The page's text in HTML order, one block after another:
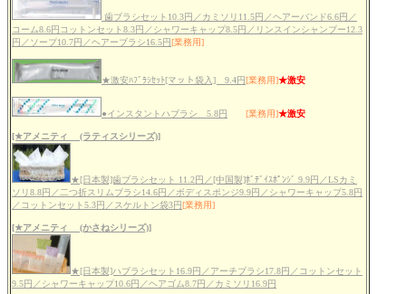
歯ブラシセット10.3円／カミソリ11.5円／ヘアーバンド6.6円／
コーム8.6円コットンセット8.3円／シャワーキャップ8.5円／リンスインシャンプー12.3
円／ソープ10.7円／ヘアーブラシ16.5円[業務用]
★激安ﾊﾌﾞﾗｼｾｯﾄ[マット袋入] 9.4円[業務用]★激安
●インスタントハブラシ 5.8円 [業務用]★激安
[★アメニティ (ラティスシリーズ)]
★[日本製]歯ブラシセット 11.2円／[中国製]ﾎﾞﾃﾞｲｽﾎﾟﾝｼﾞ 9.9円／LSカミ
ソリ8.8円／二つ折スリムブラシ14.6円／ボディスポンジ9.9円／シャワーキャップ5.8円
／コットンセット5.3円／スケルトン袋3円[業務用]
[★アメニティ (かさねシリーズ)]
★[日本製]ハブラシセット16.9円／アーチブラシ17.8円／コットンセット
9.5円／シャワーキャップ10.6円／ヘアゴム8.7円／カミソリ16.9円